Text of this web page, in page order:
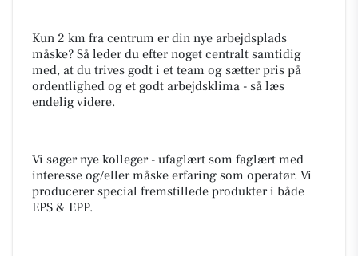
Kun 2 km fra centrum er din nye arbejdsplads
måske? Så leder du efter noget centralt samtidig
med, at du trives godt i et team og sætter pris på
ordentlighed og et godt arbejdsklima - så læs
endelig videre.
Vi søger nye kolleger - ufaglært som faglært med
interesse og/eller måske erfaring som operatør. Vi
producerer special fremstillede produkter i både
EPS & EPP.